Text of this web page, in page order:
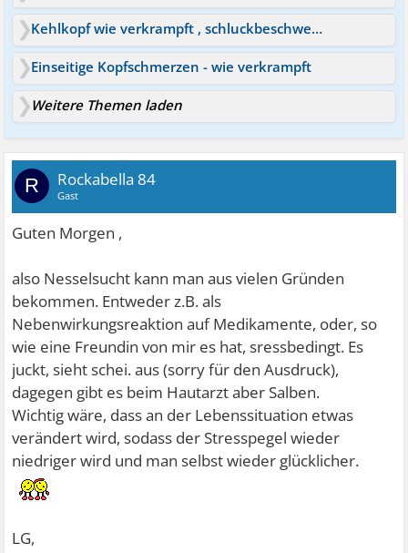
Kehlkopf wie verkrampft , schluckbeschwerden
Einseitige Kopfschmerzen - wie verkrampft
Weitere Themen laden
R Rockabella 84
Gast
Guten Morgen ,
also Nesselsucht kann man aus vielen Gründen
bekommen. Entweder z.B. als
Nebenwirkungsreaktion auf Medikamente, oder, so
wie eine Freundin von mir es hat, sressbedingt. Es
juckt, sieht schei. aus (sorry für den Ausdruck),
dagegen gibt es beim Hautarzt aber Salben.
Wichtig wäre, dass an der Lebenssituation etwas
verändert wird, sodass der Stresspegel wieder
niedriger wird und man selbst wieder glücklicher.
LG,